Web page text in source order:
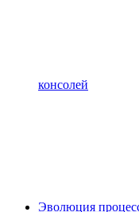
консолей
Эволюция